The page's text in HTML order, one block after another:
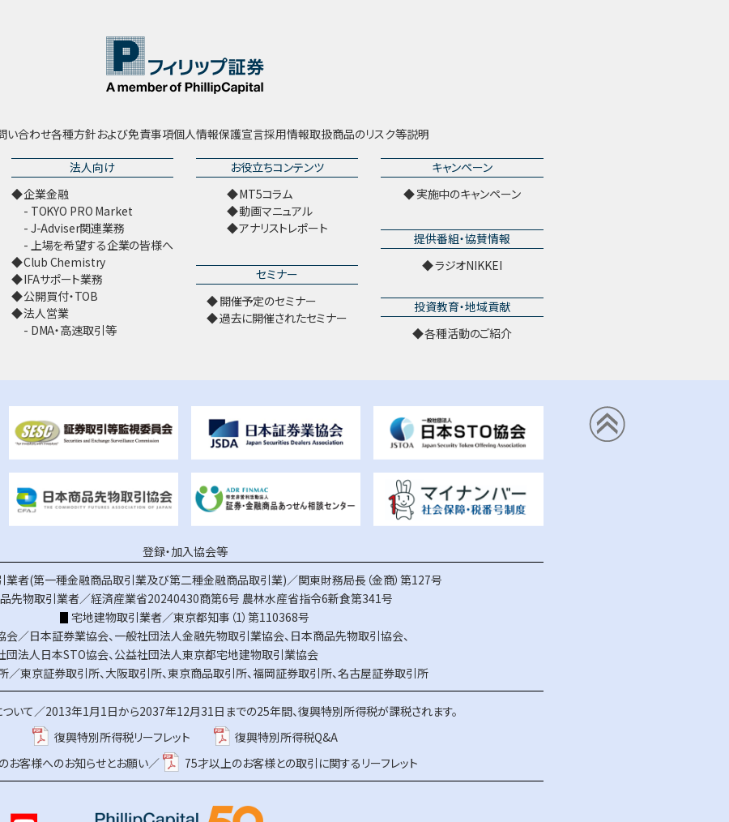
い合わせ各種方針および免責事項個人情報保護宣言採用情報取扱商品のリスク等説明
法人向け
企業金融
TOKYO PRO Market
J-Adviser関連業務
上場を希望する企業の皆様へ
Club Chemistry
IFAサポート業務
公開買付・TOB
法人営業
DMA・高速取引等
お役立ちコンテンツ
MT5コラム
動画マニュアル
アナリストレポート
セミナー
開催予定のセミナー
過去に開催されたセミナー
キャンペーン
実施中のキャンペーン
提供番組・協賛情報
ラジオNIKKEI
投資教育・地域貢献
各種活動のご紹介
登録・加入協会等
業者(第一種金融商品取引業及び第二種金融商品取引業)／関東財務局長（金商）第127号
先物取引業者／経済産業省20240430商第6号 農林水産省指令6新食第341号
宅地建物取引業者／東京都知事（1）第110368号
会／日本証券業協会、 一般社団法人金融先物取引業協会、 日本商品先物取引協会、
団法人日本STO協会、 公益社団法人東京都宅地建物取引業協会
／東京証券取引所、大阪取引所、東京商品取引所、福岡証券取引所、名古屋証券取引所
いて／2013年1月1日から2037年12月31日までの25年間、復興特別所得税が課税されます。
復興特別所得税リーフレット
復興特別所得税Q&A
お客様へのお知らせとお願い／
75才以上のお客様との取引に関するリーフレット